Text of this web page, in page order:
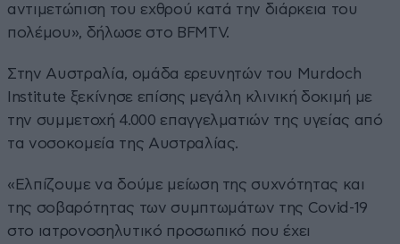
αντιμετώπιση του εχθρού κατά την διάρκεια του
πολέμου», δήλωσε στο BFMTV.
Στην Αυστραλία, ομάδα ερευνητών του Murdoch
Institute ξεκίνησε επίσης μεγάλη κλινική δοκιμή με
την συμμετοχή 4.000 επαγγελματιών της υγείας από
τα νοσοκομεία της Αυστραλίας.
«Ελπίζουμε να δούμε μείωση της συχνότητας και
της σοβαρότητας των συμπτωμάτων της Covid-19
στο ιατρονοσηλυτικό προσωπικό που έχει